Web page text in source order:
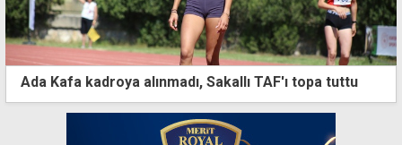
Ada Kafa kadroya alınmadı, Sakallı TAF'ı topa tuttu